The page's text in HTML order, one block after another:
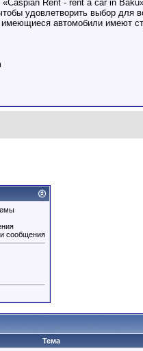
Rent - rent a car in
удовлетворить выбор для
автомобили имеют
сообщения
Тема